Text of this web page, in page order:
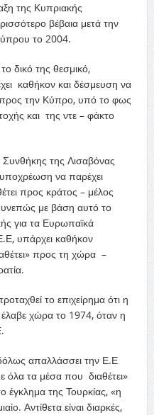
της Κυπριακής
βέβαια μετά την
το 2004.
δικό της θεσμικό,
καθήκον και δέσμευση να
προς την Κύπρο, υπό το φως
και της ντε – φάκτο
της Λισαβόνας
να παρέχει
προς κράτος – μέλος
με βάση αυτό το
για τα Ευρωπαϊκά
υπάρχει καθήκον
προς τη χώρα –
το επιχείρημα ότι η
χώρα το 1974, όταν η
απαλλάσσει την Ε.Ε
όλα τα μέσα που διαθέτει»
έγκλημα της Τουρκίας, «η
Αντίθετα είναι διαρκές,